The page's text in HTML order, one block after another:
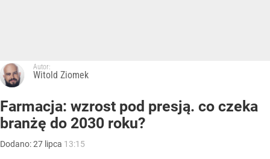
Autor:
Witold Ziomek
Farmacja: wzrost pod presją. co czeka
branżę do 2030 roku?
Dodano:27 lipca 13:15